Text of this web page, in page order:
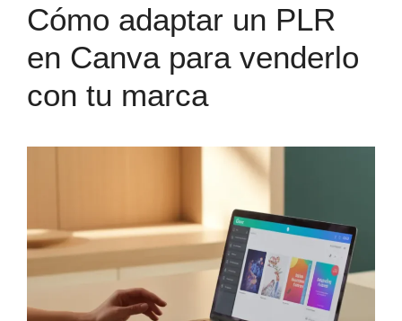
Cómo adaptar un PLR
en Canva para venderlo
con tu marca